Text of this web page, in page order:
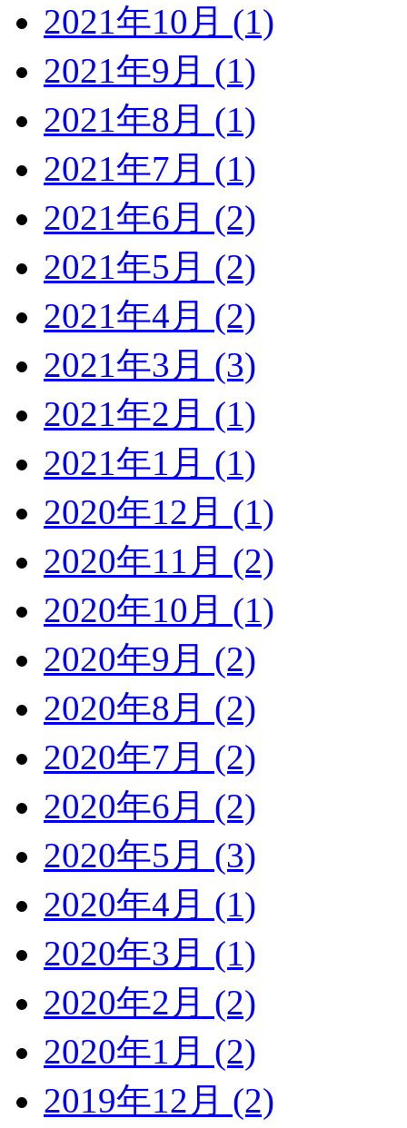
2021年10月 (1)
2021年9月 (1)
2021年8月 (1)
2021年7月 (1)
2021年6月 (2)
2021年5月 (2)
2021年4月 (2)
2021年3月 (3)
2021年2月 (1)
2021年1月 (1)
2020年12月 (1)
2020年11月 (2)
2020年10月 (1)
2020年9月 (2)
2020年8月 (2)
2020年7月 (2)
2020年6月 (2)
2020年5月 (3)
2020年4月 (1)
2020年3月 (1)
2020年2月 (2)
2020年1月 (2)
2019年12月 (2)